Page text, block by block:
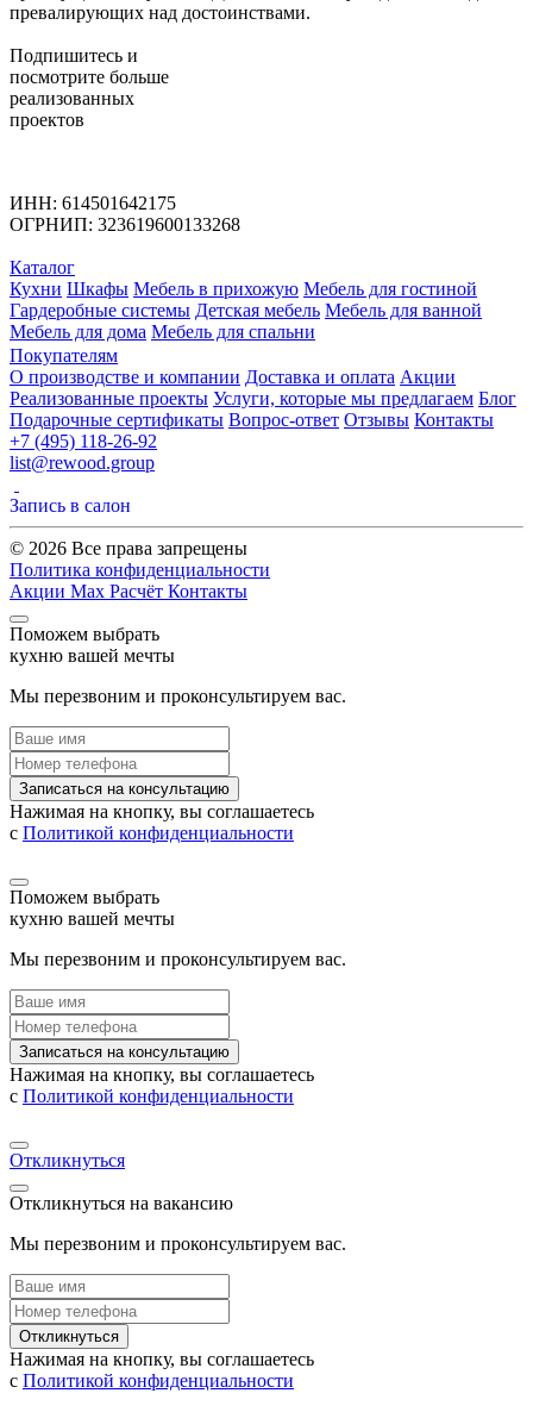
превалирующих над достоинствами.
Подпишитесь и
посмотрите больше
реализованных
проектов
ИНН: 614501642175
ОГРНИП: 323619600133268
Каталог
Кухни Шкафы Мебель в прихожую Мебель для гостиной
Гардеробные системы Детская мебель Мебель для ванной
Мебель для дома Мебель для спальни
Покупателям
О производстве и компании Доставка и оплата Акции
Реализованные проекты Услуги, которые мы предлагаем Блог
Подарочные сертификаты Вопрос-ответ Отзывы Контакты
+7 (495) 118-26-92
list@rewood.group
Запись в салон
© 2026 Все права запрещены
Политика конфиденциальности
Акции Max Расчёт Контакты
Поможем выбрать
кухню вашей мечты
Мы перезвоним и проконсультируем вас.
Записаться на консультацию
Нажимая на кнопку, вы соглашаетесь
с Политикой конфиденциальности
Поможем выбрать
кухню вашей мечты
Мы перезвоним и проконсультируем вас.
Записаться на консультацию
Нажимая на кнопку, вы соглашаетесь
с Политикой конфиденциальности
Откликнуться
Откликнуться на вакансию
Мы перезвоним и проконсультируем вас.
Откликнуться
Нажимая на кнопку, вы соглашаетесь
с Политикой конфиденциальности